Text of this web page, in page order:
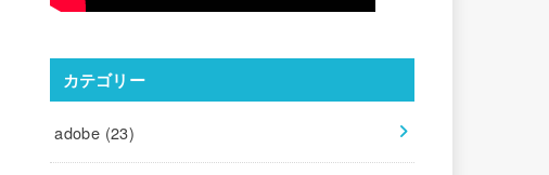
カテゴリー
adobe (23)